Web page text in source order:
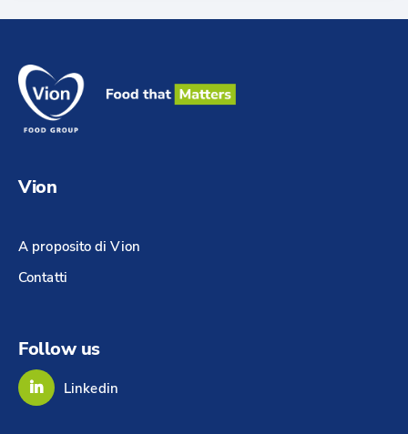
Vion
A proposito di Vion
Contatti
Follow us
Linkedin